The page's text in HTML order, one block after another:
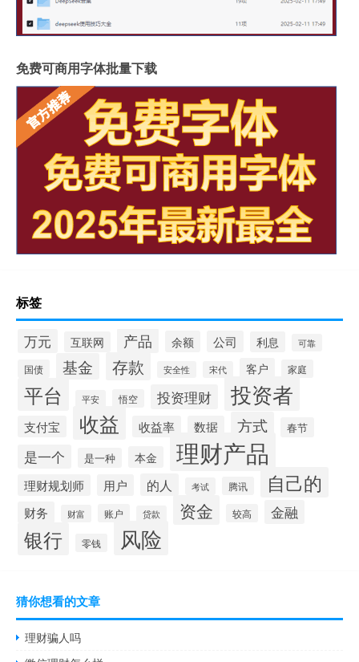
免费可商用字体批量下载
标签
万元 互联网 产品 余额 公司 利息 可靠
国债 基金 存款 安全性 宋代 客户 家庭
平台 平安 悟空 投资理财 投资者
支付宝 收益 收益率 数据 方式 春节
是一个 是一种 本金 理财产品
理财规划师 用户 的人 考试 腾讯 自己的
财务 财富 账户 贷款 资金 较高 金融
银行 零钱 风险
猜你想看的文章
理财骗人吗